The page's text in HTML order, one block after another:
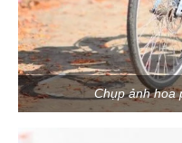
Chụp ảnh hoa